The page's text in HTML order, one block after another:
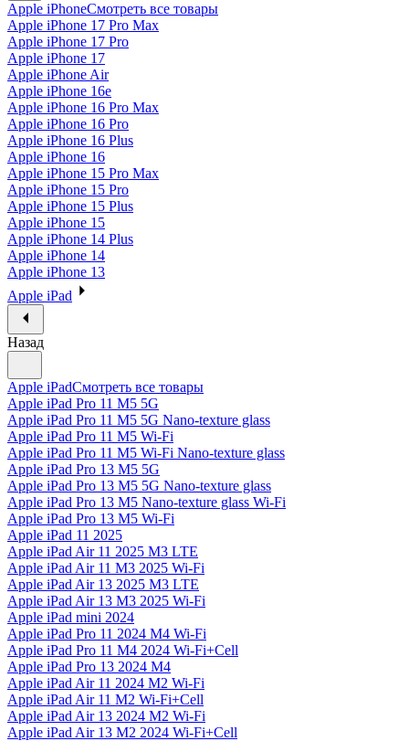
Apple iPhoneСмотреть все товары
Apple iPhone 17 Pro Max
Apple iPhone 17 Pro
Apple iPhone 17
Apple iPhone Air
Apple iPhone 16e
Apple iPhone 16 Pro Max
Apple iPhone 16 Pro
Apple iPhone 16 Plus
Apple iPhone 16
Apple iPhone 15 Pro Max
Apple iPhone 15 Pro
Apple iPhone 15 Plus
Apple iPhone 15
Apple iPhone 14 Plus
Apple iPhone 14
Apple iPhone 13
Apple iPad
Назад
Apple iPadСмотреть все товары
Apple iPad Pro 11 M5 5G
Apple iPad Pro 11 M5 5G Nano-texture glass
Apple iPad Pro 11 M5 Wi-Fi
Apple iPad Pro 11 M5 Wi-Fi Nano-texture glass
Apple iPad Pro 13 M5 5G
Apple iPad Pro 13 M5 5G Nano-texture glass
Apple iPad Pro 13 M5 Nano-texture glass Wi-Fi
Apple iPad Pro 13 M5 Wi-Fi
Apple iPad 11 2025
Apple iPad Air 11 2025 M3 LTE
Apple iPad Air 11 M3 2025 Wi-Fi
Apple iPad Air 13 2025 M3 LTE
Apple iPad Air 13 M3 2025 Wi-Fi
Apple iPad mini 2024
Apple iPad Pro 11 2024 M4 Wi-Fi
Apple iPad Pro 11 M4 2024 Wi-Fi+Cell
Apple iPad Pro 13 2024 M4
Apple iPad Air 11 2024 M2 Wi-Fi
Apple iPad Air 11 M2 Wi-Fi+Cell
Apple iPad Air 13 2024 M2 Wi-Fi
Apple iPad Air 13 M2 2024 Wi-Fi+Cell